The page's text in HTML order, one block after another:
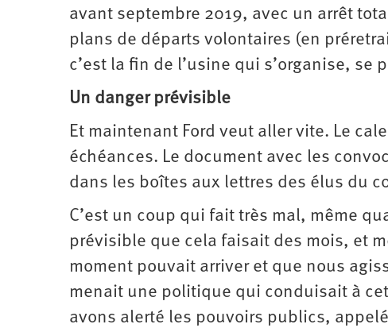
avant septembre 2019, avec un arrêt
plans de départs volontaires (en
c’est la fin de l’usine qui s’organise,
Un danger prévisible
Et maintenant Ford veut aller vite. Le
échéances. Le document avec les
dans les boîtes aux lettres des élus du
C’est un coup qui fait très mal, même
prévisible que cela faisait des mois, et
moment pouvait arriver et que nous
menait une politique qui conduisait à
avons alerté les pouvoirs publics,